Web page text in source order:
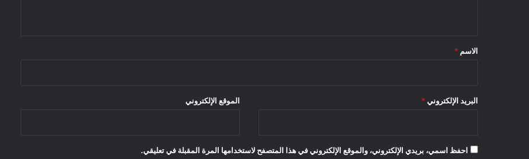
*
الاسم *
البريد الإلكتروني * الموقع الإلكتروني
احفظ اسمي، بريدي الإلكتروني، والموقع الإلكتروني في هذا المتصفح لاستخدامها المرة المقبلة في تعليقي.